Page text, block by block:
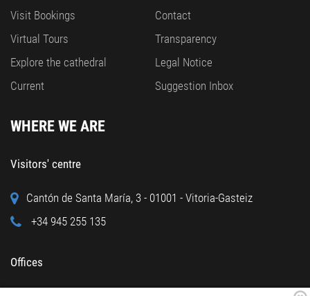
Visit Bookings
Virtual Tours
Explore the cathedral
Current
Contact
Transparency
Legal Notice
Suggestion Inbox
WHERE WE ARE
Visitors' centre
Cantón de Santa María, 3 - 01001 - Vitoria-Gasteiz
+34 945 255 135
Offices